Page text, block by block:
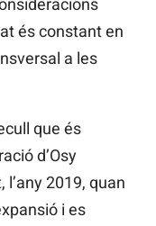
és constant en
a les
que és
d’Osy
2019, quan
i es